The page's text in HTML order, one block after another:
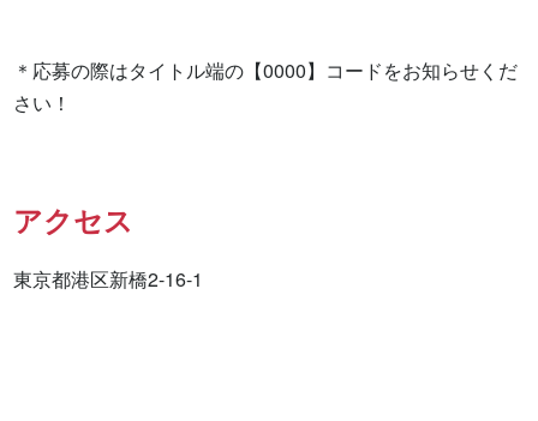
＊応募の際はタイトル端の【0000】コードをお知らせくだ
さい！
アクセス
東京都港区新橋2-16-1